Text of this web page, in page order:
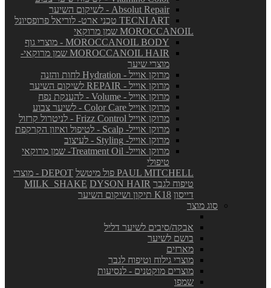
Absolut Repair - לשיקום השיער
TECNI ART טכני ארט- לוריאל פרופסיונל
MOROCCANOIL שמן מרוקאי
MOROCCANOIL BODY - מוצרי גוף
MOROCCANOIL HAIR שמן מרוקאי-
מוצרי שיער
מרוקן אוייל - Hydration לחות והזנה
מרוקן אוייל - REPAIR לשיקום השיער
מרוקן אוייל - Volume - להענקת נפח
מרוקן אוייל Color Care - לשיער צבוע
מרוקן אוייל Frizz Control - לניטרול קרזול
מרוקן אוייל- Scalp - לטיפול ואיזון הקרקפת
מרוקן אוייל- Styling - לעיצוב
מרוקן אוייל- Treatment Oil- שמן מרוקאי
טיפולי
PAUL MITCHELL פול מיטשל
DEPOT - מוצרי
טיפוח לגבר
MILK_SHAKE DYSON HAIR
דייסון K18 תיקון ושיקום השיער
סוג מוצר
אבקה/סיבים לשיער דליל
בושם לשיער
מארזים
מוצרי גילוח וטיפוח לגבר
מוצרים מוקטנים - לנסיעות
שמפו